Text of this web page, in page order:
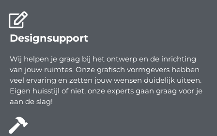
Designsupport
Wij helpen je graag bij het ontwerp en de inrichting
van jouw ruimtes. Onze grafisch vormgevers hebben
veel ervaring en zetten jouw wensen duidelijk uiteen.
Eigen huisstijl of niet, onze experts gaan graag voor je
aan de slag!